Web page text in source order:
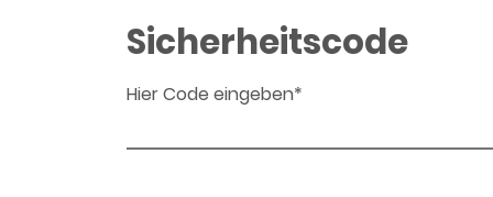
Sicherheitscode
Hier Code eingeben*